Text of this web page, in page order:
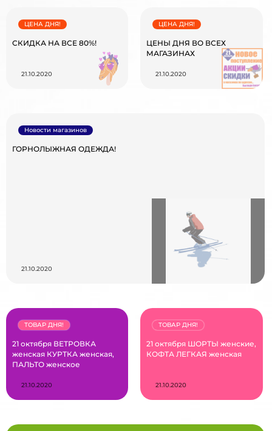
СКИДКА НА ВСЕ 80%!
ЦЕНА ДНЯ!
21.10.2020
ЦЕНЫ ДНЯ ВО ВСЕХ
МАГАЗИНАХ
ЦЕНА ДНЯ!
21.10.2020
ГОРНОЛЫЖНАЯ ОДЕЖДА!
Новости магазинов
21.10.2020
21 октября ВЕТРОВКА
женская КУРТКА женская,
ПАЛЬТО женское
ТОВАР ДНЯ!
21.10.2020
21 октября ШОРТЫ женские,
КОФТА ЛЕГКАЯ женская
ТОВАР ДНЯ!
21.10.2020